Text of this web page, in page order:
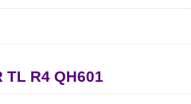
TL R4 QH601